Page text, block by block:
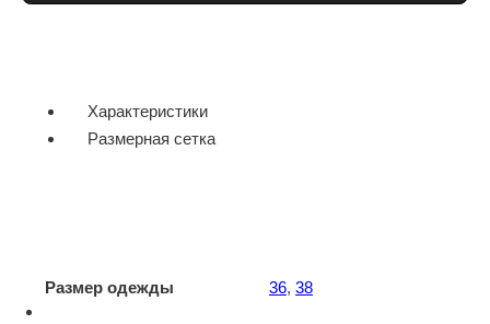
Характеристики
Размерная сетка
Размер одежды 36, 38